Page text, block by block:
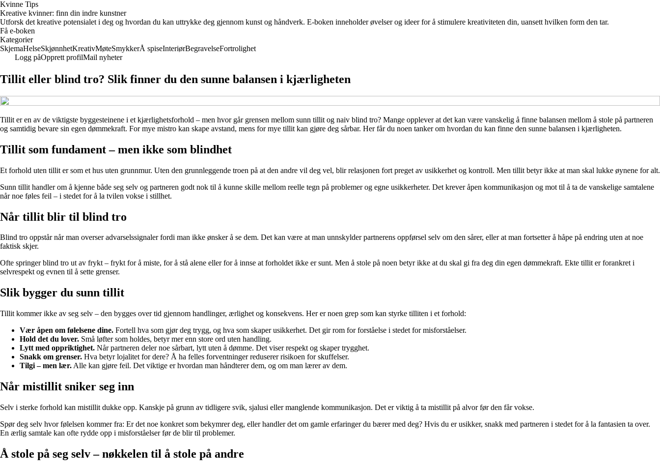
Kvinne Tips
Kreative kvinner: finn din indre kunstner
Utforsk det kreative potensialet i deg og hvordan du kan uttrykke deg gjennom kunst og håndverk. E-boken inneholder øvelser og ideer for å stimulere kreativiteten din, uansett hvilken form den tar.
Få e-boken
Kategorier
SkjemaHelseSkjønnhetKreativMøteSmykkerÅ spiseInteriørBegravelseFortrolighet
Logg påOpprett profilMail nyheter
Tillit eller blind tro? Slik finner du den sunne balansen i kjærligheten
Tillit er en av de viktigste byggesteinene i et kjærlighetsforhold – men hvor går grensen mellom sunn tillit og naiv blind tro? Mange opplever at det kan være vanskelig å finne balansen mellom å stole på partneren
og samtidig bevare sin egen dømmekraft. For mye mistro kan skape avstand, mens for mye tillit kan gjøre deg sårbar. Her får du noen tanker om hvordan du kan finne den sunne balansen i kjærligheten.
Tillit som fundament – men ikke som blindhet
Et forhold uten tillit er som et hus uten grunnmur. Uten den grunnleggende troen på at den andre vil deg vel, blir relasjonen fort preget av usikkerhet og kontroll. Men tillit betyr ikke at man skal lukke øynene for alt.
Sunn tillit handler om å kjenne både seg selv og partneren godt nok til å kunne skille mellom reelle tegn på problemer og egne usikkerheter. Det krever åpen kommunikasjon og mot til å ta de vanskelige samtalene
når noe føles feil – i stedet for å la tvilen vokse i stillhet.
Når tillit blir til blind tro
Blind tro oppstår når man overser advarselssignaler fordi man ikke ønsker å se dem. Det kan være at man unnskylder partnerens oppførsel selv om den sårer, eller at man fortsetter å håpe på endring uten at noe
faktisk skjer.
Ofte springer blind tro ut av frykt – frykt for å miste, for å stå alene eller for å innse at forholdet ikke er sunt. Men å stole på noen betyr ikke at du skal gi fra deg din egen dømmekraft. Ekte tillit er forankret i
selvrespekt og evnen til å sette grenser.
Slik bygger du sunn tillit
Tillit kommer ikke av seg selv – den bygges over tid gjennom handlinger, ærlighet og konsekvens. Her er noen grep som kan styrke tilliten i et forhold:
Vær åpen om følelsene dine. Fortell hva som gjør deg trygg, og hva som skaper usikkerhet. Det gir rom for forståelse i stedet for misforståelser.
Hold det du lover. Små løfter som holdes, betyr mer enn store ord uten handling.
Lytt med oppriktighet. Når partneren deler noe sårbart, lytt uten å dømme. Det viser respekt og skaper trygghet.
Snakk om grenser. Hva betyr lojalitet for dere? Å ha felles forventninger reduserer risikoen for skuffelser.
Tilgi – men lær. Alle kan gjøre feil. Det viktige er hvordan man håndterer dem, og om man lærer av dem.
Når mistillit sniker seg inn
Selv i sterke forhold kan mistillit dukke opp. Kanskje på grunn av tidligere svik, sjalusi eller manglende kommunikasjon. Det er viktig å ta mistillit på alvor før den får vokse.
Spør deg selv hvor følelsen kommer fra: Er det noe konkret som bekymrer deg, eller handler det om gamle erfaringer du bærer med deg? Hvis du er usikker, snakk med partneren i stedet for å la fantasien ta over.
En ærlig samtale kan ofte rydde opp i misforståelser før de blir til problemer.
Å stole på seg selv – nøkkelen til å stole på andre